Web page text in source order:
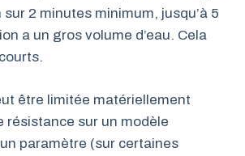
2 minutes minimum, jusqu’à 5
a un gros volume d’eau. Cela
être limitée matériellement
résistance sur un modèle
paramètre (sur certaines